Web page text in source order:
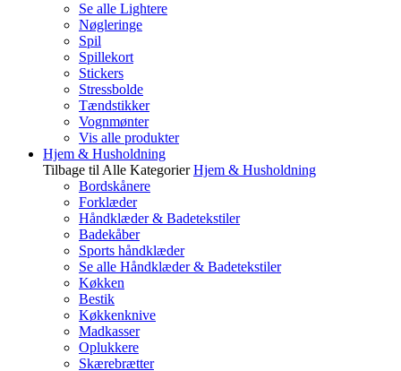
Se alle Lightere
Nøgleringe
Spil
Spillekort
Stickers
Stressbolde
Tændstikker
Vognmønter
Vis alle produkter
Hjem & Husholdning
Tilbage til Alle Kategorier Hjem & Husholdning
Bordskånere
Forklæder
Håndklæder & Badetekstiler
Badekåber
Sports håndklæder
Se alle Håndklæder & Badetekstiler
Køkken
Bestik
Køkkenknive
Madkasser
Oplukkere
Skærebrætter